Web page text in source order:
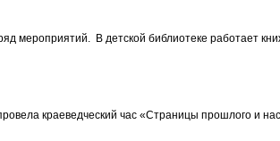
мероприятий. В детской библиотеке работает
краеведческий час «Страницы прошлого и